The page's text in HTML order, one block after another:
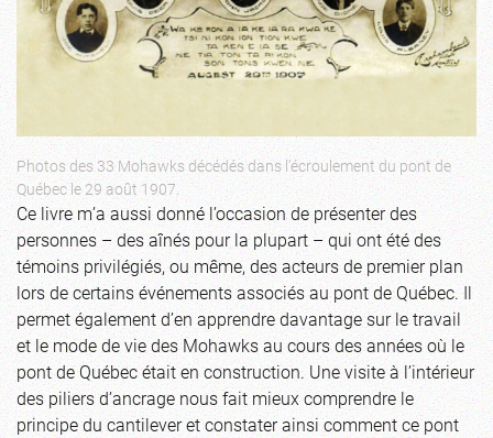
Photos des 33 Mohawks décédés dans l’écroulement du pont de
Québec le 29 août 1907.
Ce livre m’a aussi donné l’occasion de présenter des
personnes – des aînés pour la plupart – qui ont été des
témoins privilégiés, ou même, des acteurs de premier plan
lors de certains événements associés au pont de Québec. Il
permet également d’en apprendre davantage sur le travail
et le mode de vie des Mohawks au cours des années où le
pont de Québec était en construction. Une visite à l’intérieur
des piliers d’ancrage nous fait mieux comprendre le
principe du cantilever et constater ainsi comment ce pont